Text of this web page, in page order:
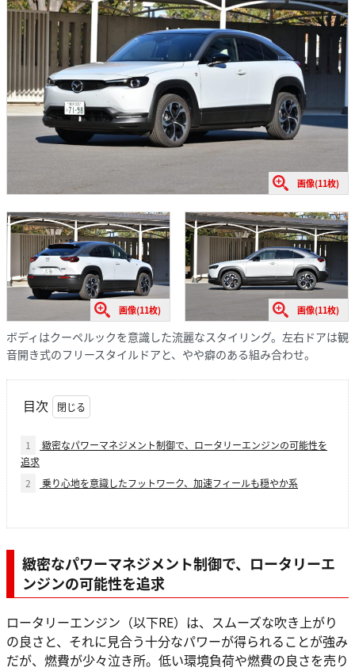
画像(11枚)
画像(11枚) 画像(11枚)
ボディはクーペルックを意識した流麗なスタイリング。左右ドアは観
音開き式のフリースタイルドアと、やや癖のある組み合わせ。
目次
1
緻密なパワーマネジメント制御で、ロータリーエンジンの可能性を
追求
2
乗り心地を意識したフットワーク、加速フィールも穏やか系
緻密なパワーマネジメント制御で、ロータリーエ
ンジンの可能性を追求
ロータリーエンジン（以下RE）は、スムーズな吹き上がり
の良さと、それに見合う十分なパワーが得られることが強み
だが、燃費が少々泣き所。低い環境負荷や燃費の良さを売り